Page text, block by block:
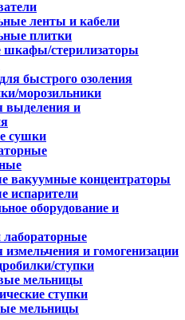
ленты и кабели
плитки
стерилизаторы
быстрого озоления
морозильники
выделения и
сушки
вакуумные концентраторы
испарители
оборудование и
измельчения и гомогенизации
ступки
мельницы
ступки
мельницы